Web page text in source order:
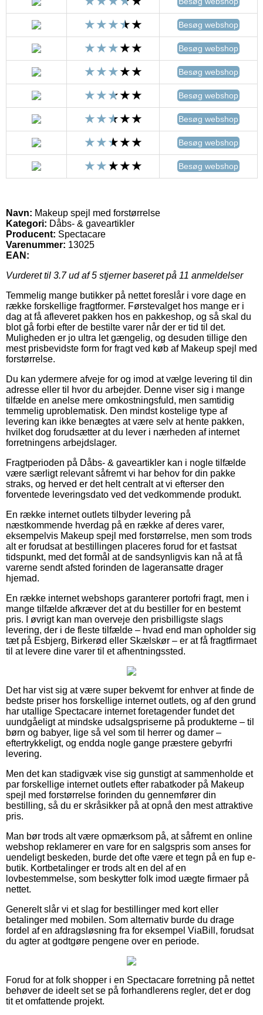
Besøg webshop
Besøg webshop
Besøg webshop
Besøg webshop
Besøg webshop
Besøg webshop
Besøg webshop
Navn: Makeup spejl med forstørrelse
Kategori: Dåbs- & gaveartikler
Producent: Spectacare
Varenummer: 13025
EAN:
Vurderet til 3.7ud af 5 stjerner baseret på 11 anmeldelser
Temmelig mange butikker på nettet foreslår i vore dage en
række forskellige fragtformer. Førstevalget hos mange er i
dag at få afleveret pakken hos en pakkeshop, og så skal du
blot gå forbi efter de bestilte varer når der er tid til det.
Muligheden er jo ultra let gængelig, og desuden tillige den
mest prisbevidste form for fragt ved køb af Makeup spejl med
forstørrelse.
Du kan ydermere afveje for og imod at vælge levering til din
adresse eller til hvor du arbejder. Denne viser sig i mange
tilfælde en anelse mere omkostningsfuld, men samtidig
temmelig uproblematisk. Den mindst kostelige type af
levering kan ikke benægtes at være selv at hente pakken,
hvilket dog forudsætter at du lever i nærheden af internet
forretningens arbejdslager.
Fragtperioden på Dåbs- & gaveartikler kan i nogle tilfælde
være særligt relevant såfremt vi har behov for din pakke
straks, og herved er det helt centralt at vi efterser den
forventede leveringsdato ved det vedkommende produkt.
En række internet outlets tilbyder levering på
næstkommende hverdag på en række af deres varer,
eksempelvis Makeup spejl med forstørrelse, men som trods
alt er forudsat at bestillingen placeres forud for et fastsat
tidspunkt, med det formål at de sandsynligvis kan nå at få
varerne sendt afsted forinden de lageransatte drager
hjemad.
En række internet webshops garanterer portofri fragt, men i
mange tilfælde afkræver det at du bestiller for en bestemt
pris. I øvrigt kan man overveje den prisbilligste slags
levering, der i de fleste tilfælde – hvad end man opholder sig
tæt på Esbjerg, Birkerød eller Skælskør – er at få fragtfirmaet
til at levere dine varer til et afhentningssted.
Det har vist sig at være super bekvemt for enhver at finde de
bedste priser hos forskellige internet outlets, og af den grund
har utallige Spectacare internet foretagender fundet det
uundgåeligt at mindske udsalgspriserne på produkterne – til
børn og babyer, lige så vel som til herrer og damer –
eftertrykkeligt, og endda nogle gange præstere gebyrfri
levering.
Men det kan stadigvæk vise sig gunstigt at sammenholde et
par forskellige internet outlets efter rabatkoder på Makeup
spejl med forstørrelse forinden du gennemfører din
bestilling, så du er skråsikker på at opnå den mest attraktive
pris.
Man bør trods alt være opmærksom på, at såfremt en online
webshop reklamerer en vare for en salgspris som anses for
uendeligt beskeden, burde det ofte være et tegn på en fup e-
butik. Kortbetalinger er trods alt en del af en
lovbestemmelse, som beskytter folk imod uægte firmaer på
nettet.
Generelt slår vi et slag for bestillinger med kort eller
betalinger med mobilen. Som alternativ burde du drage
fordel af en afdragsløsning fra for eksempel ViaBill, forudsat
du agter at godtgøre pengene over en periode.
Forud for at folk shopper i en Spectacare forretning på nettet
behøver de ideelt set se på forhandlerens regler, det er dog
tit et omfattende projekt.